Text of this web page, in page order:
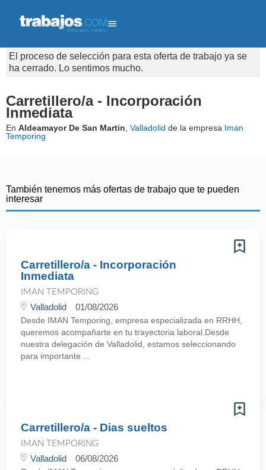
El proceso de selección para esta oferta de trabajo ya se
ha cerrado. Lo sentimos mucho.
Carretillero/a - Incorporación
Inmediata
En Aldeamayor De San Martin Valladolid de la empresa Iman
Temporing
También tenemos más ofertas de trabajo que te pueden
interesar
Carretillero/a - Incorporación
Inmediata
IMAN TEMPORING
Valladolid 01/08/2026
Desde IMAN Temporing, empresa especializada en RRHH,
queremos acompañarte en tu trayectoria laboral.Desde
nuestra delegación de Valladolid, estamos seleccionando
para importante ...
Carretillero/a - Dias sueltos
IMAN TEMPORING
Valladolid 06/08/2026